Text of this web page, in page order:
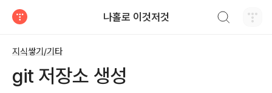
나홀로 이것저것
지식쌓기/기타
git 저장소 생성